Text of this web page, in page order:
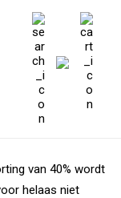
van 40% wordt
helaas niet